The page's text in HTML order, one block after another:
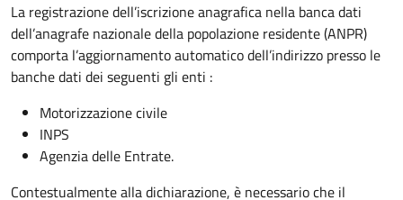
La registrazione dell’iscrizione anagrafica nella banca dati
dell’anagrafe nazionale della popolazione residente (ANPR)
comporta l’aggiornamento automatico dell’indirizzo presso le
banche dati dei seguenti gli enti :
Motorizzazione civile
INPS
Agenzia delle Entrate.
Contestualmente alla dichiarazione, è necessario che il